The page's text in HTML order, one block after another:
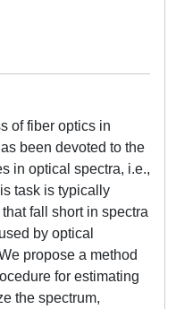
of fiber optics in
been devoted to the
in optical spectra, i.e.,
task is typically
fall short in spectra
by optical
propose a method
for estimating
the spectrum,